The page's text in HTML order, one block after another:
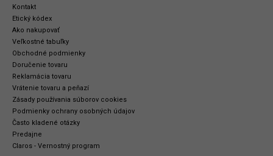
Kontakt
Etický kódex
Ako nakupovať
Veľkostné tabuľky
Obchodné podmienky
Doručenie tovaru
Reklamácia tovaru
Vrátenie tovaru a peňazí
Zásady používania súborov cookies
Podmienky ochrany osobných údajov
Často kladené otázky
Predajne
Claros - Vernostný program